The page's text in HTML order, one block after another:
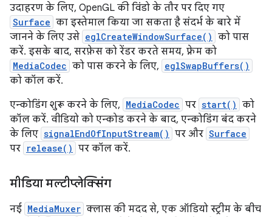
उदाहरण के लिए, OpenGL की विंडो के तौर पर दिए गए
Surface का इस्तेमाल किया जा सकता है संदर्भ के बारे में
जानने के लिए उसे eglCreateWindowSurface() को पास
करें. इसके बाद, सरफ़ेस को रेंडर करते समय, फ़्रेम को
MediaCodec को पास करने के लिए, eglSwapBuffers()
को कॉल करें.
एन्कोडिंग शुरू करने के लिए, MediaCodec पर start() को
कॉल करें. वीडियो को एन्कोड करने के बाद, एन्कोडिंग बंद करने
के लिए signalEndOfInputStream() पर और Surface
पर release() पर कॉल करें.
मीडिया मल्टीप्लेक्सिंग
नई MediaMuxer क्लास की मदद से, एक ऑडियो स्ट्रीम के बीच